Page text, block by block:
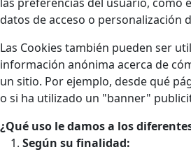
datos de acceso o personalización
Las Cookies también pueden ser
información anónima acerca de
un sitio. Por ejemplo, desde qué
o si ha utilizado un "banner"
¿Qué uso le damos a los
Según su finalidad: